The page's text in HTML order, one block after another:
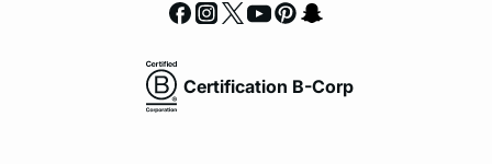
Certification B-Corp